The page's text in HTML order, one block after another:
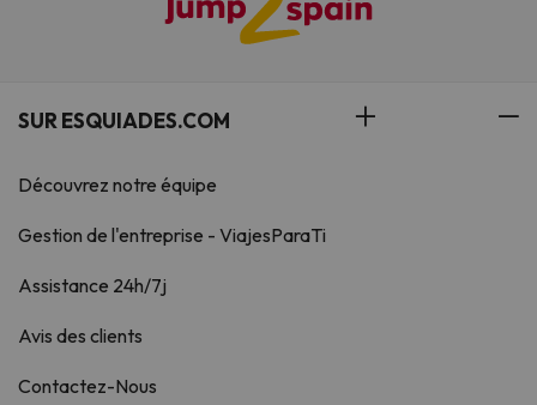
SUR ESQUIADES.COM
Découvrez notre équipe
Gestion de l'entreprise - ViajesParaTi
Assistance 24h/7j
Avis des clients
Contactez-Nous